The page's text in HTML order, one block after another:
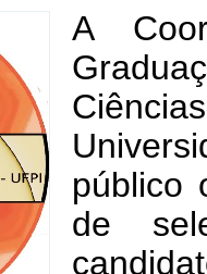
A
público
de